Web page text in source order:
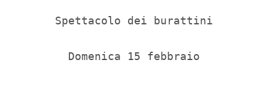
Spettacolo dei burattini
Domenica 15 febbraio